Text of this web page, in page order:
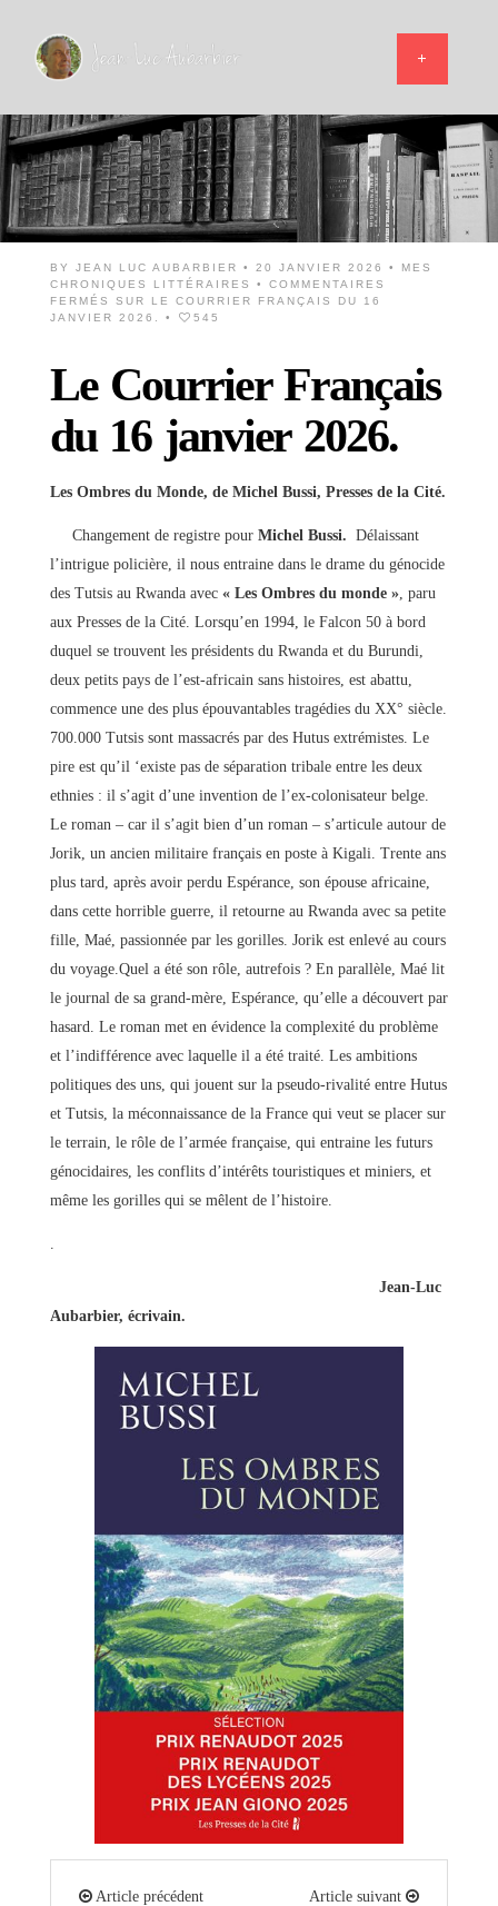
BY JEAN LUC AUBARBIER • 20 JANVIER 2026 •
MES
CHRONIQUES LITTÉRAIRES
• COMMENTAIRES
FERMÉS
SUR LE COURRIER FRANÇAIS DU 16
JANVIER 2026.
• 545
Le Courrier Français
du 16 janvier 2026.
Les Ombres du Monde, de Michel Bussi, Presses de la Cité.
Changement de registre pour Michel Bussi. Délaissant
l’intrigue policière, il nous entraine dans le drame du génocide
des Tutsis au Rwanda avec « Les Ombres du monde », paru
aux Presses de la Cité. Lorsqu’en 1994, le Falcon 50 à bord
duquel se trouvent les présidents du Rwanda et du Burundi,
deux petits pays de l’est-africain sans histoires, est abattu,
commence une des plus épouvantables tragédies du XX° siècle.
700.000 Tutsis sont massacrés par des Hutus extrémistes. Le
pire est qu’il ‘existe pas de séparation tribale entre les deux
ethnies : il s’agit d’une invention de l’ex-colonisateur belge.
Le roman – car il s’agit bien d’un roman – s’articule autour de
Jorik, un ancien militaire français en poste à Kigali. Trente ans
plus tard, après avoir perdu Espérance, son épouse africaine,
dans cette horrible guerre, il retourne au Rwanda avec sa petite
fille, Maé, passionnée par les gorilles. Jorik est enlevé au cours
du voyage.Quel a été son rôle, autrefois ? En parallèle, Maé lit
le journal de sa grand-mère, Espérance, qu’elle a découvert par
hasard. Le roman met en évidence la complexité du problème
et l’indifférence avec laquelle il a été traité. Les ambitions
politiques des uns, qui jouent sur la pseudo-rivalité entre Hutus
et Tutsis, la méconnaissance de la France qui veut se placer sur
le terrain, le rôle de l’armée française, qui entraine les futurs
génocidaires, les conflits d’intérêts touristiques et miniers, et
même les gorilles qui se mêlent de l’histoire.
Jean-Luc
Aubarbier, écrivain.
Article précédent
Article suivant